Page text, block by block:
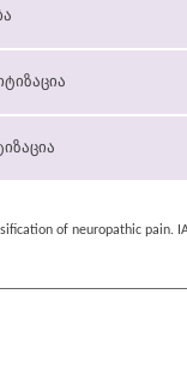
of neuropathic pain.